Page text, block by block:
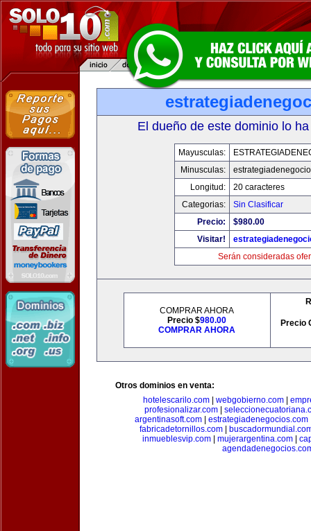
El dueño de este dominio lo
Mayusculas:
Minusculas:
Longitud:
20 caracteres
Categorias:
Sin Clasificar
Precio:
$980.00
Visitar!
Serán consideradas
COMPRAR AHORA
Precio $980.00
COMPRAR AHORA
Precio
Otros dominios en venta:
hotelescarilo.com
webgobierno.com
profesionalizar.com|
argentinasoft.com| estrategiadenegocios.com
fabricadetornillos.com
inmueblesvip.com
mujerargentina.com